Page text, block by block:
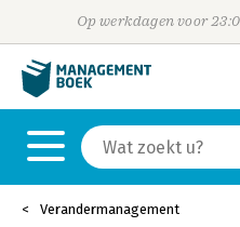
Op werkdagen voor
Verandermanagement